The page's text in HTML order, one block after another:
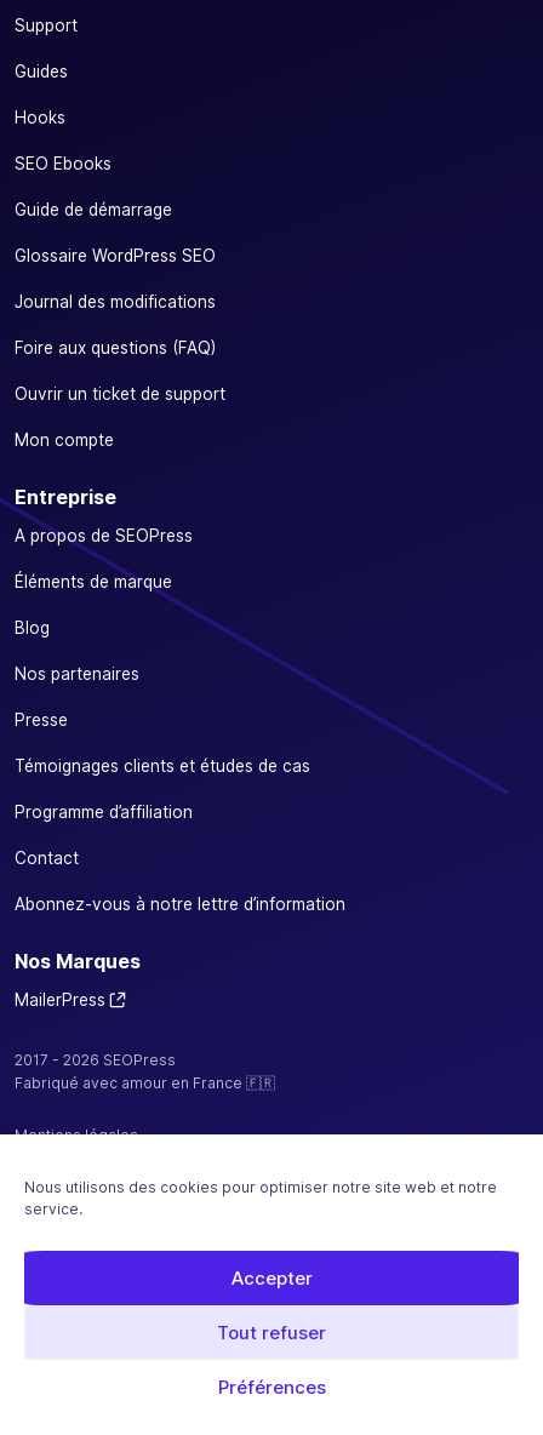
Nous utilisons des cookies pour optimiser notre site web et notre
service.
Accepter
Tout refuser
Préférences
Support
Guides
Hooks
SEO Ebooks
Guide de démarrage
Glossaire WordPress SEO
Journal des modifications
Foire aux questions (FAQ)
Ouvrir un ticket de support
Mon compte
Entreprise
A propos de SEOPress
Éléments de marque
Blog
Nos partenaires
Presse
Témoignages clients et études de cas
Programme d’affiliation
Contact
Abonnez-vous à notre lettre d’information
Nos Marques
MailerPress
2017 - 2026 SEOPress
Fabriqué avec amour en France 🇫🇷
Mentions légales
CGV